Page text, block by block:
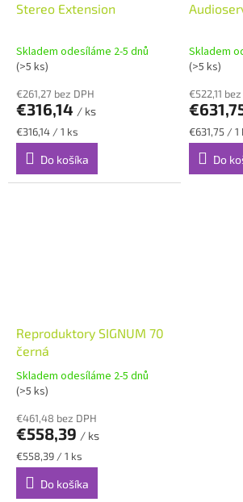
Stereo Extension
Skladem odesíláme 2-5 dnů
(>5 ks)
€261,27 bez DPH
€316,14 / ks
Jednotková
cena:
€316,14 / 1 ks
Do košíka
Skladem
(>5 ks)
€522,11
Jednotková
cena:
€631,75 / 1
Do
Reproduktory SIGNUM 70
černá
Skladem odesíláme 2-5 dnů
(>5 ks)
€461,48 bez DPH
€558,39 / ks
Jednotková
cena:
€558,39 / 1 ks
Do košíka